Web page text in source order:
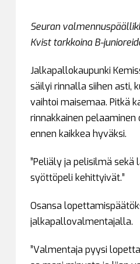
Seuran
Kvist tarkkoina B-
Jalkapallokaupunki
säilyi rinnalla siihen asti,
vaihtoi maisemaa. Pitkä
rinnakkainen pelaaminen
ennen kaikkea hyväksi.
”Peliäly ja pelisilmä sekä
syöttöpeli kehittyivät.”
Osansa
jalkapallovalmentajalla.
”Valmentaja pyysi